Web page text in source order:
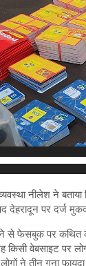
नीलेश ने
देहरादून पर दर्ज
से फेसबुक पर
किसी वेबसाइट पर
ने तीन गुना फायदा